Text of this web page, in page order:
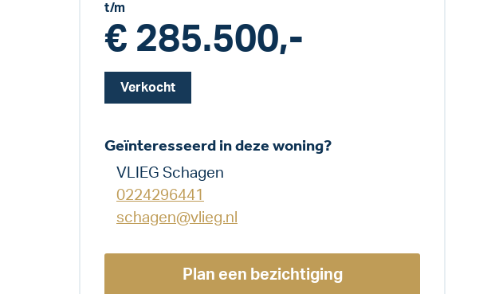
t/m
€ 285.500,-
Verkocht
Geïnteresseerd in deze woning?
VLIEG Schagen
0224296441
schagen@vlieg.nl
Plan een bezichtiging